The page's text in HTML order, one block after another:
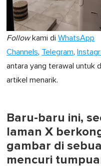
Followkami di WhatsApp
Channels, Telegram,
antara yang terawal untuk
artikel menarik.
Baru-baru ini,
laman X
gambar di
mencuri